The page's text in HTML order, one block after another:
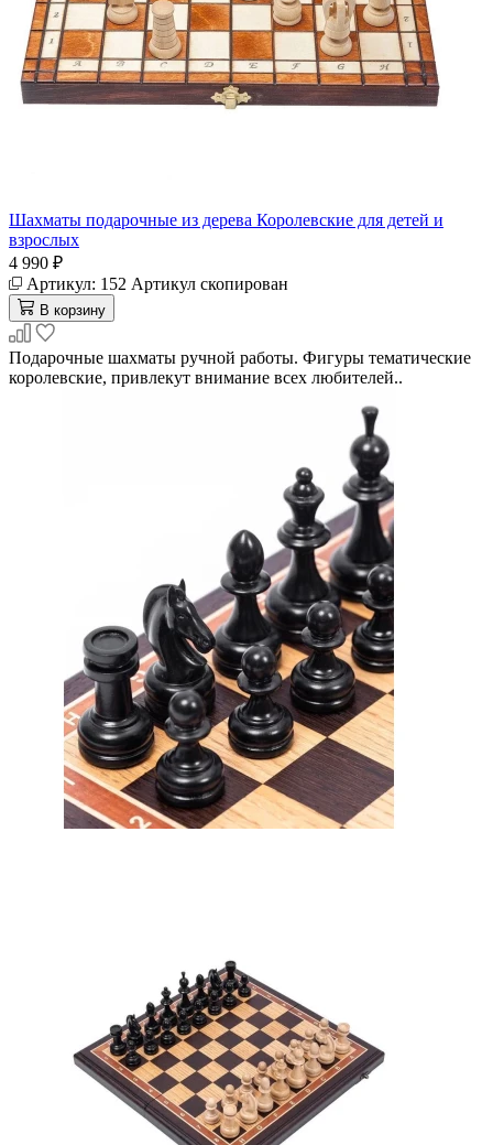
Шахматы подарочные из дерева Королевские для детей и
взрослых
4 990 ₽
Артикул: 152 Артикул скопирован
В корзину
Подарочные шахматы ручной работы. Фигуры тематические
королевские, привлекут внимание всех любителей..